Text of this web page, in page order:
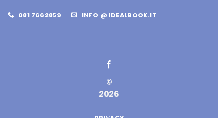
081 7662859 INFO @ IDEALBOOK.IT
©
2026